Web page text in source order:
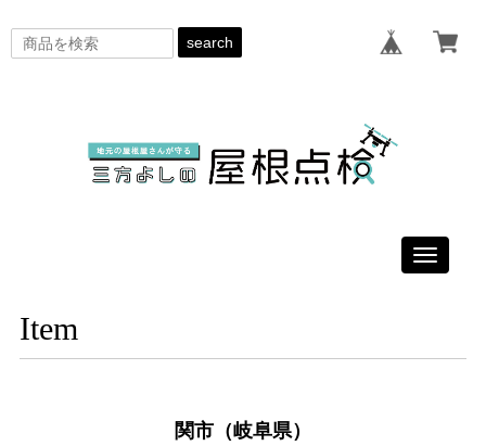
search
Toggle
Item
関市（岐阜県）